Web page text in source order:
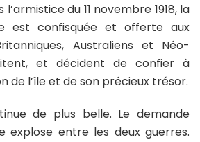
du 11 novembre 1918, la
est confisquée et offerte aux
Australiens et Néo-
et décident de confier à
de l’île et de son précieux trésor.
de plus belle. Le demande
explose entre les deux guerres.